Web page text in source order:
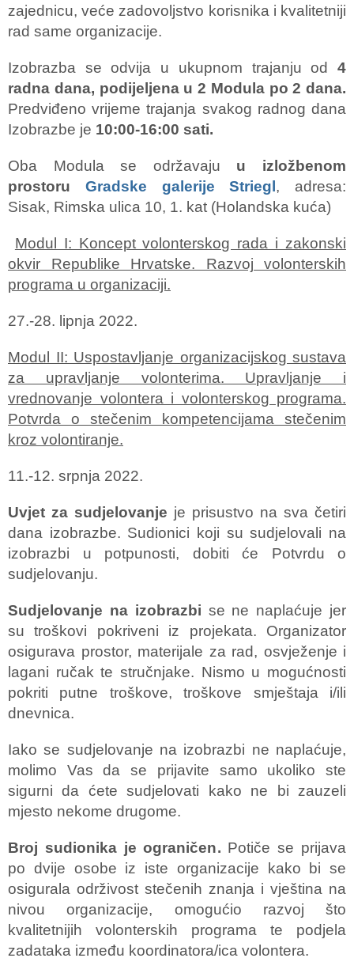
zajednicu, veće zadovoljstvo korisnika i kvalitetniji
rad same organizacije.
Izobrazba se odvija u ukupnom trajanju od 4
radna dana, podijeljena u 2 Modula po 2 dana.
Predviđeno vrijeme trajanja svakog radnog dana
Izobrazbe je 10:00-16:00 sati.
Oba Modula se održavaju u izložbenom
prostoru Gradske galerije Striegl , adresa:
Sisak, Rimska ulica 10, 1. kat (Holandska kuća)
Modul I: Koncept volonterskog rada i zakonski
okvir Republike Hrvatske. Razvoj volonterskih
programa u organizaciji.
27.-28. lipnja 2022.
Modul II: Uspostavljanje organizacijskog sustava
za upravljanje volonterima. Upravljanje i
vrednovanje volontera i volonterskog programa.
Potvrda o stečenim kompetencijama stečenim
kroz volontiranje.
11.-12. srpnja 2022.
Uvjet za sudjelovanje je prisustvo na sva četiri
dana izobrazbe. Sudionici koji su sudjelovali na
izobrazbi u potpunosti, dobiti će Potvrdu o
sudjelovanju.
Sudjelovanje na izobrazbi se ne naplaćuje jer
su troškovi pokriveni iz projekata. Organizator
osigurava prostor, materijale za rad, osvježenje i
lagani ručak te stručnjake. Nismo u mogućnosti
pokriti putne troškove, troškove smještaja i/ili
dnevnica.
Iako se sudjelovanje na izobrazbi ne naplaćuje,
molimo Vas da se prijavite samo ukoliko ste
sigurni da ćete sudjelovati kako ne bi zauzeli
mjesto nekome drugome.
Broj sudionika je ograničen. Potiče se prijava
po dvije osobe iz iste organizacije kako bi se
osigurala održivost stečenih znanja i vještina na
nivou organizacije, omogućio razvoj što
kvalitetnijih volonterskih programa te podjela
zadataka između koordinatora/ica volontera.